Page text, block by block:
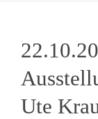
Ute